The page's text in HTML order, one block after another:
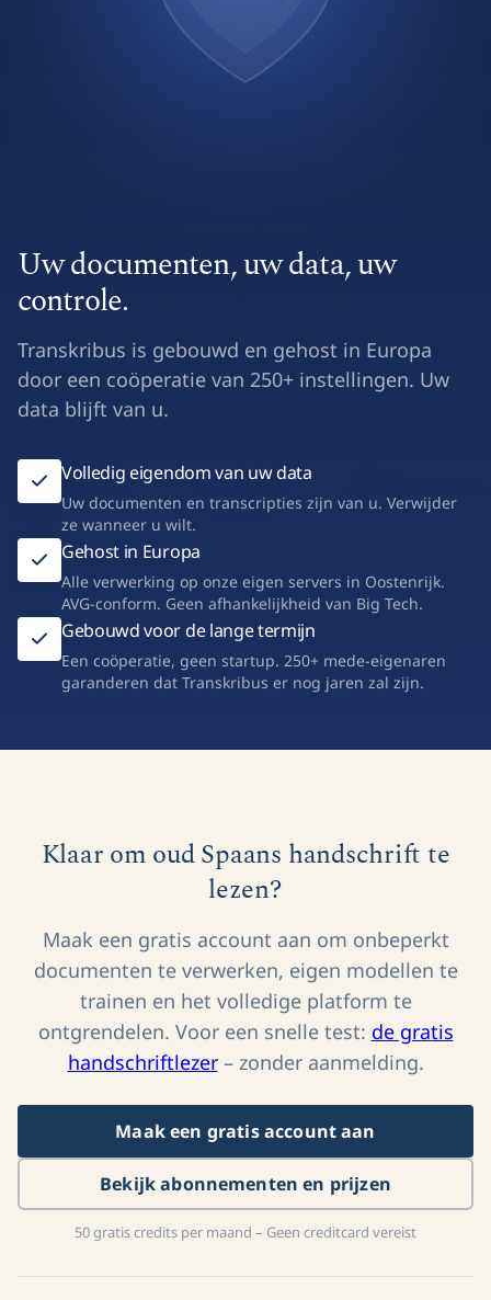
Uw documenten, uw data, uw
controle.
Transkribus is gebouwd en gehost in Europa
door een coöperatie van 250+ instellingen. Uw
data blijft van u.
Volledig eigendom van uw data
Uw documenten en transcripties zijn van u. Verwijder
ze wanneer u wilt.
Gehost in Europa
Alle verwerking op onze eigen servers in Oostenrijk.
AVG-conform. Geen afhankelijkheid van Big Tech.
Gebouwd voor de lange termijn
Een coöperatie, geen startup. 250+ mede-eigenaren
garanderen dat Transkribus er nog jaren zal zijn.
Klaar om oud Spaans handschrift te
lezen?
Maak een gratis account aan om onbeperkt
documenten te verwerken, eigen modellen te
trainen en het volledige platform te
ontgrendelen. Voor een snelle test: de gratis
handschriftlezer– zonder aanmelding.
Maak een gratis account aan
Bekijk abonnementen en prijzen
50 gratis credits per maand – Geen creditcard vereist